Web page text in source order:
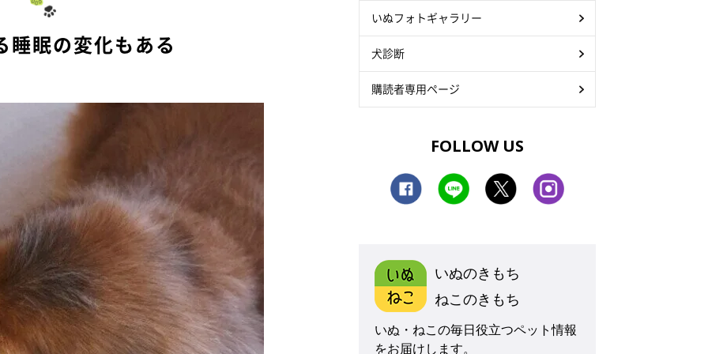
睡眠の変化もある
いぬフォトギャラリー
犬診断
購読者専用ページ
FOLLOW US
いぬのきもち
ねこのきもち
いぬ・ねこの毎日役立つペット情報
をお届けします。